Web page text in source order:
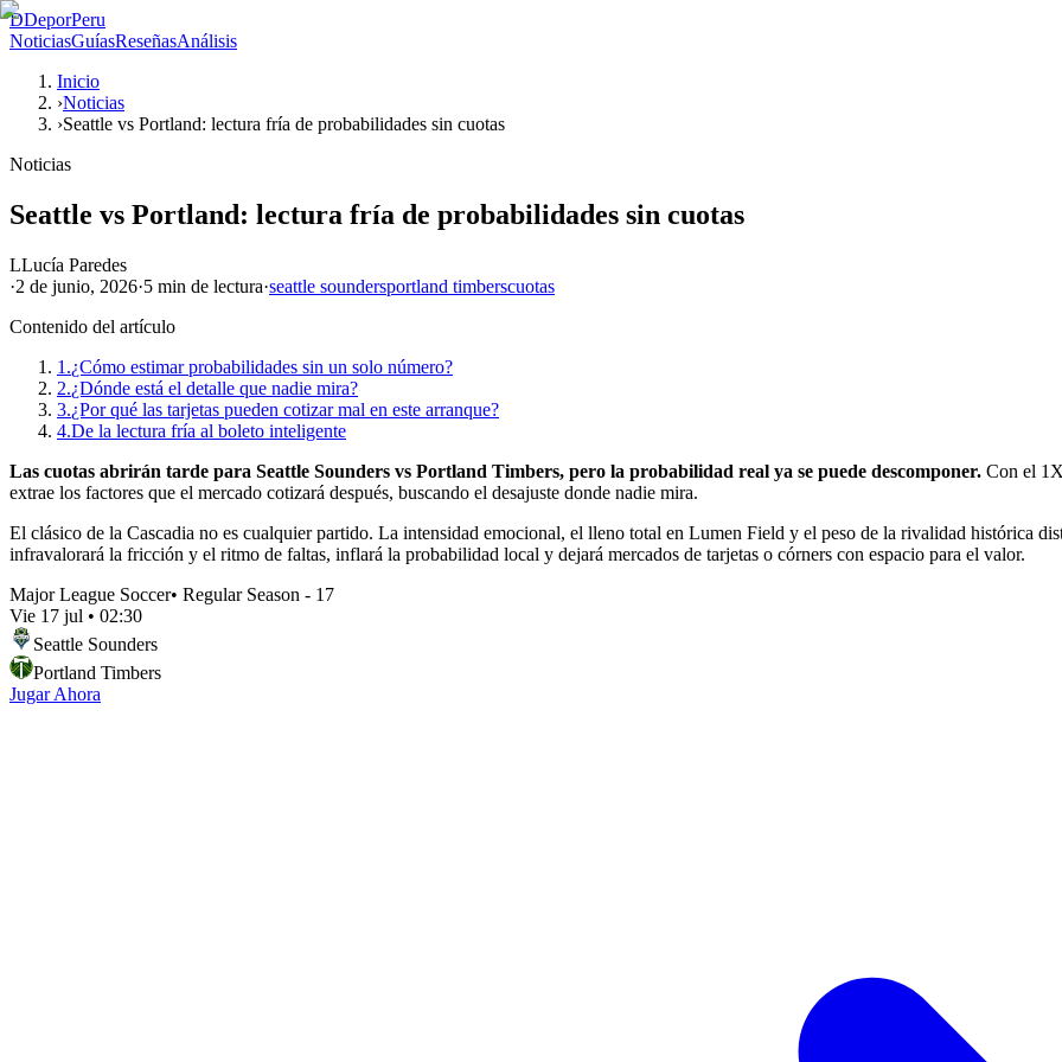
DDeporPeru
NoticiasGuíasReseñasAnálisis
Inicio
›Noticias
›Seattle vs Portland: lectura fría de probabilidades sin cuotas
Noticias
Seattle vs Portland: lectura fría de probabilidades sin cuotas
LLucía Paredes
·2 de junio, 2026·5 min de lectura·seattle soundersportland timberscuotas
Contenido del artículo
1.¿Cómo estimar probabilidades sin un solo número?
2.¿Dónde está el detalle que nadie mira?
3.¿Por qué las tarjetas pueden cotizar mal en este arranque?
4.De la lectura fría al boleto inteligente
Las cuotas abrirán tarde para Seattle Sounders vs Portland Timbers, pero la probabilidad real ya se puede descomponer. Con el
extrae los factores que el mercado cotizará después, buscando el desajuste donde nadie mira.
El clásico de la Cascadia no es cualquier partido. La intensidad emocional, el lleno total en Lumen Field y el peso de la rivalidad histórica
infravalorará la fricción y el ritmo de faltas, inflará la probabilidad local y dejará mercados de tarjetas o córners con espacio para el valor.
Major League Soccer• Regular Season - 17
Vie 17 jul • 02:30
Seattle Sounders
Portland Timbers
Jugar Ahora